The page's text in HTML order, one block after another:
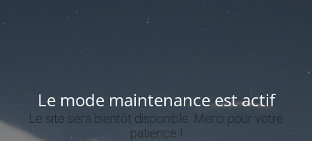
Le mode maintenance est actif
Le site sera bientôt disponible. Merci pour votre
patience !